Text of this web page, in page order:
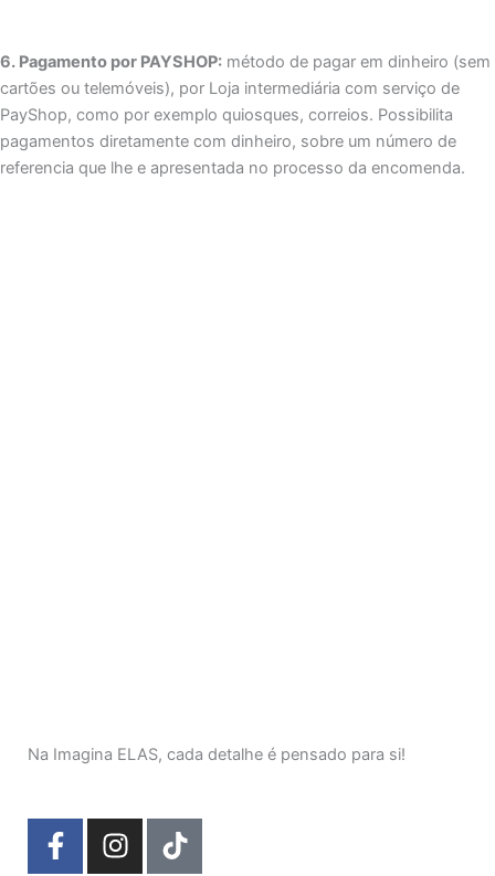
6. Pagamento por PAYSHOP: método de pagar em dinheiro (sem
cartões ou telemóveis), por Loja intermediária com serviço de
PayShop, como por exemplo quiosques, correios. Possibilita
pagamentos diretamente com dinheiro, sobre um número de
referencia que lhe e apresentada no processo da encomenda.
Na Imagina ELAS, cada detalhe é pensado para si!
F
a
I
n
T
i